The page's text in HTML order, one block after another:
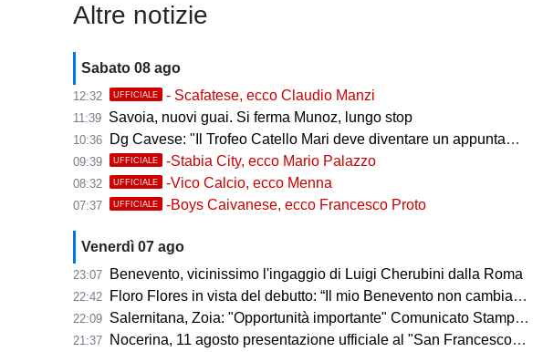
Altre notizie
Sabato 08 ago
12:32 UFFICIALE - Scafatese, ecco Claudio Manzi
11:39 Savoia, nuovi guai. Si ferma Munoz, lungo stop
10:36 Dg Cavese: "Il Trofeo Catello Mari deve diventare un appuntamento fisso"
09:39 UFFICIALE -Stabia City, ecco Mario Palazzo
08:32 UFFICIALE -Vico Calcio, ecco Menna
07:37 UFFICIALE -Boys Caivanese, ecco Francesco Proto
Venerdì 07 ago
23:07 Benevento, vicinissimo l'ingaggio di Luigi Cherubini dalla Roma
22:42 Floro Flores in vista del debutto: “Il mio Benevento non cambia pelle"
22:09 Salernitana, Zoia: "Opportunità importante" Comunicato Stampa 08 agosto 2026 20:58
21:37 Nocerina, 11 agosto presentazione ufficiale al "San Francesco" e test congiunto con la Gelbison